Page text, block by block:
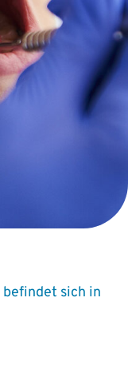
befindet sich in